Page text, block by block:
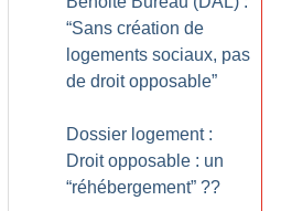
“Sans création de
logements sociaux, pas
de droit opposable”
Dossier logement :
Droit opposable : un
“réhébergement” ??